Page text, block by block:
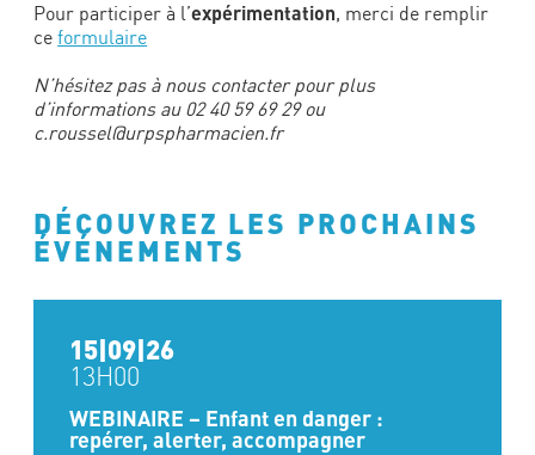
Pour participer à l’expérimentation, merci de remplir
ce formulaire
N’hésitez pas à nous contacter pour plus
d’informations au 02 40 59 69 29 ou
c.roussel@urpspharmacien.fr
DÉCOUVREZ LES PROCHAINS
ÉVÉNEMENTS
15|09|26
13H00
WEBINAIRE – Enfant en danger :
repérer, alerter, accompagner